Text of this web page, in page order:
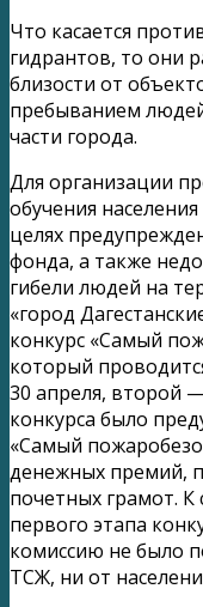
Что касается
гидрантов, то они
близости от
пребыванием
части города.
Для организации
обучения
целях
фонда, а также
гибели людей на
«город
конкурс «Самый
который
30 апреля, второй
конкурса было
«Самый
денежных премий,
почетных грамот.
первого этапа
комиссию не было
ТСЖ, ни от